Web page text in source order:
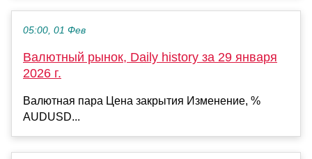
05:00, 01 Фев
Валютный рынок, Daily history за 29 января
2026 г.
Валютная пара Цена закрытия Изменение, %
AUDUSD...